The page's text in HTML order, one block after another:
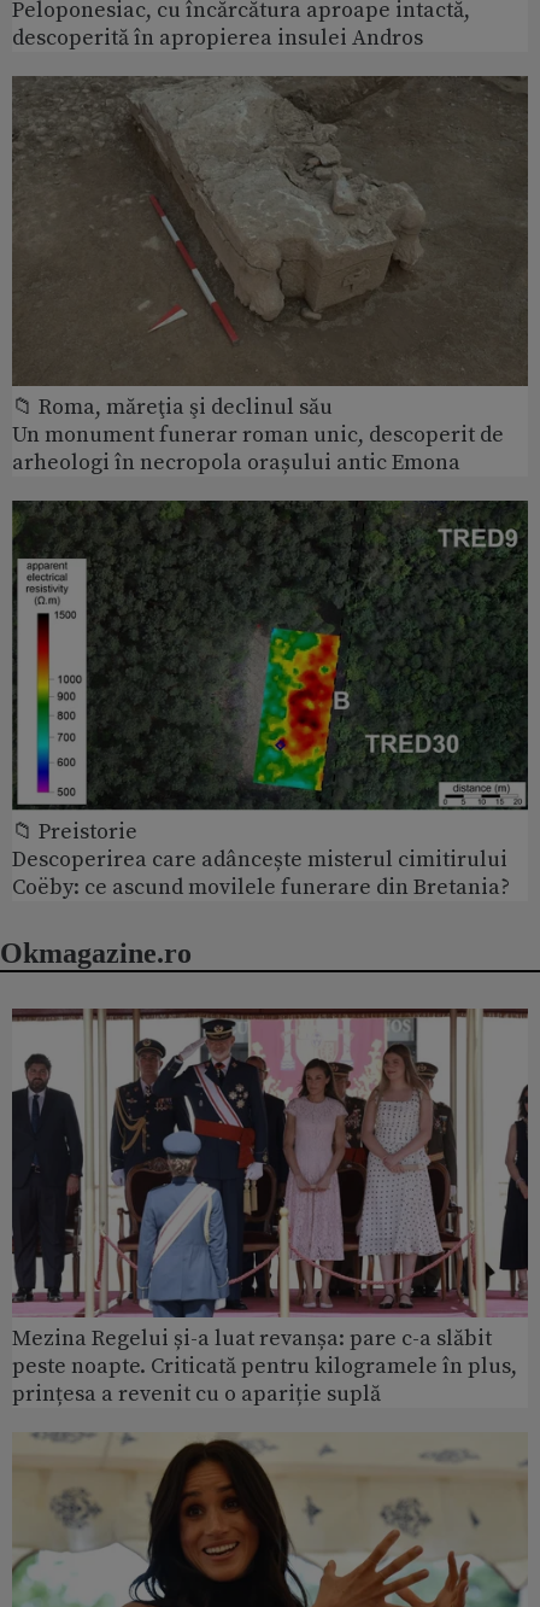
Peloponesiac, cu încărcătura aproape intactă,
descoperită în apropierea insulei Andros
📁 Roma, măreţia şi declinul său
Un monument funerar roman unic, descoperit de
arheologi în necropola orașului antic Emona
📁 Preistorie
Descoperirea care adâncește misterul cimitirului
Coëby: ce ascund movilele funerare din Bretania?
Okmagazine.ro
Mezina Regelui și-a luat revanșa: pare c-a slăbit
peste noapte. Criticată pentru kilogramele în plus,
prințesa a revenit cu o apariție suplă